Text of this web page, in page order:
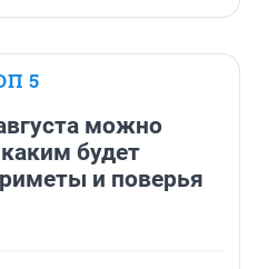
5
можно
будет
и поверья